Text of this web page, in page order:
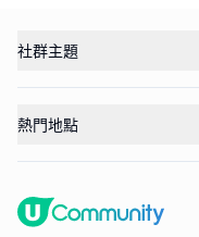
社群主題
熱門地點